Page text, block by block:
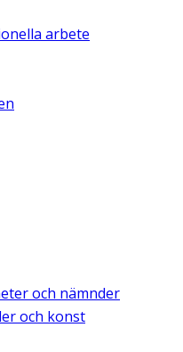
arbete
och nämnder
och konst